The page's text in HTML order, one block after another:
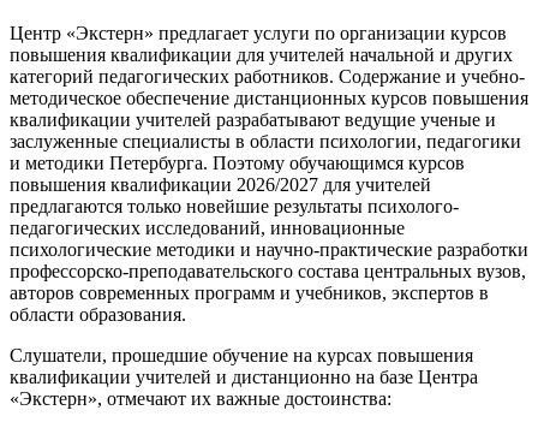
Центр «Экстерн» предлагает услуги по организации курсов
повышения квалификации для учителей начальной и других
категорий педагогических работников. Содержание и учебно-
методическое обеспечение дистанционных курсов повышения
квалификации учителей разрабатывают ведущие ученые и
заслуженные специалисты в области психологии, педагогики
и методики Петербурга. Поэтому обучающимся курсов
повышения квалификации 2026/2027 для учителей
предлагаются только новейшие результаты психолого-
педагогических исследований, инновационные
психологические методики и научно-практические разработки
профессорско-преподавательского состава центральных вузов,
авторов современных программ и учебников, экспертов в
области образования.
Слушатели, прошедшие обучение на курсах повышения
квалификации учителей и дистанционно на базе Центра
«Экстерн», отмечают их важные достоинства: